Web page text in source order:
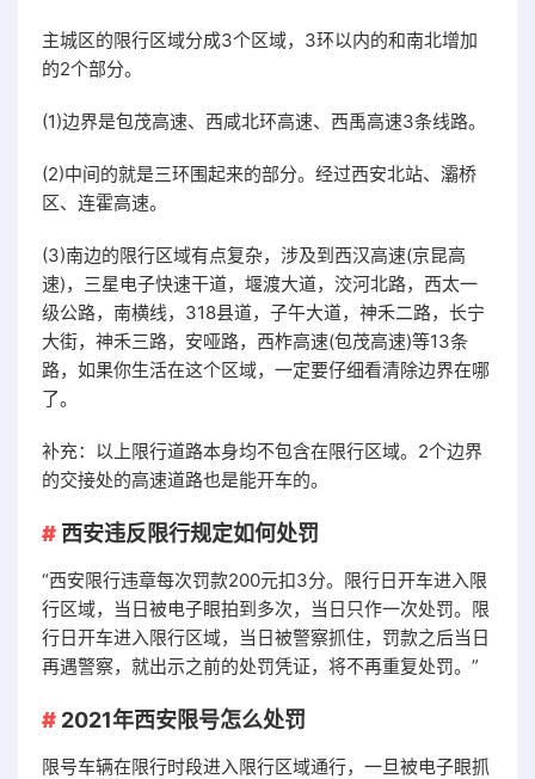
主城区的限行区域分成3个区域，3环以内的和南北增加
的2个部分。
(1)边界是包茂高速、西咸北环高速、西禹高速3条线路。
(2)中间的就是三环围起来的部分。经过西安北站、灞桥
区、连霍高速。
(3)南边的限行区域有点复杂，涉及到西汉高速(京昆高
速)，三星电子快速干道，堰渡大道，洨河北路，西太一
级公路，南横线，318县道，子午大道，神禾二路，长宁
大街，神禾三路，安哑路，西柞高速(包茂高速)等13条
路，如果你生活在这个区域，一定要仔细看清除边界在哪
了。
补充：以上限行道路本身均不包含在限行区域。2个边界
的交接处的高速道路也是能开车的。
西安违反限行规定如何处罚
“西安限行违章每次罚款200元扣3分。限行日开车进入限
行区域，当日被电子眼拍到多次，当日只作一次处罚。限
行日开车进入限行区域，当日被警察抓住，罚款之后当日
再遇警察，就出示之前的处罚凭证，将不再重复处罚。”
2021年西安限号怎么处罚
限号车辆在限行时段进入限行区域通行，一旦被电子眼抓